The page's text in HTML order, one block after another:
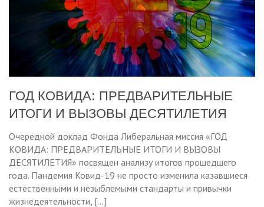
ГОД КОВИДА: ПРЕДВАРИТЕЛЬНЫЕ
ИТОГИ И ВЫЗОВЫ ДЕСЯТИЛЕТИЯ
Очередной доклад Фонда Либеральная миссия «ГОД
КОВИДА: ПРЕДВАРИТЕЛЬНЫЕ ИТОГИ И ВЫЗОВЫ
ДЕСЯТИЛЕТИЯ» посвящен анализу итогов прошедшего
года. Пандемия Ковид-19 не просто изменила казавшиеся
естественными и незыблемыми стандарты и привычки
жизнедеятельности, […]